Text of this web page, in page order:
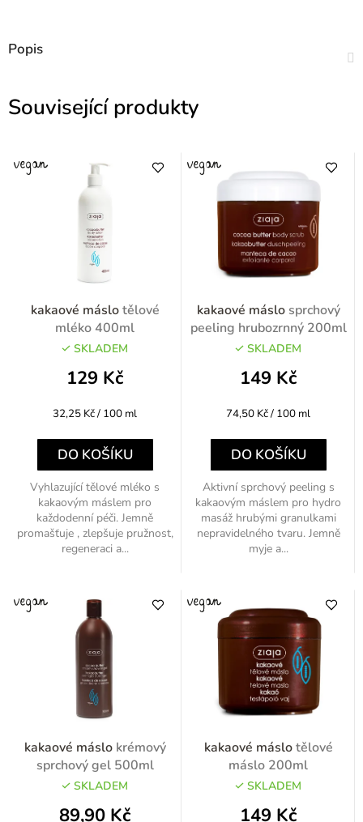
Popis
Související produkty
kakaové máslotělové
mléko 400ml
SKLADEM
129 Kč
Měrná
32,25 Kč / 100 ml
DO KOŠÍKU
Vyhlazující tělové mléko s
kakaovým máslem pro
každodenní péči. Jemně
promašťuje , zlepšuje pružnost,
regeneraci a...
kakaové máslo sprchový
peeling hrubozrnný 200ml
SKLADEM
149 Kč
Měrná
74,50 Kč / 100 ml
DO KOŠÍKU
Aktivní sprchový peeling s
kakaovým máslem pro hydro
masáž hrubými granulkami
nepravidelného tvaru. Jemně
myje a...
kakaové máslo krémový
sprchový gel 500ml
SKLADEM
89,90 Kč
kakaové máslotělové
máslo 200ml
SKLADEM
149 Kč